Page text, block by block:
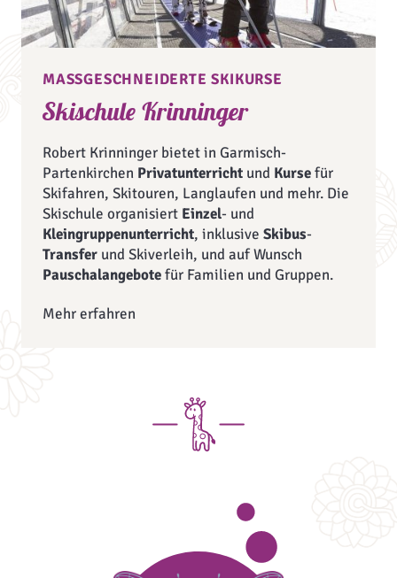
MASSGESCHNEIDERTE SKIKURSE
Skischule Krinninger
Robert Krinninger bietet in Garmisch-
Partenkirchen Privatunterricht und Kursefür
Skifahren, Skitouren, Langlaufen und mehr. Die
Skischule organisiert Einzel- und
Kleingruppenunterricht, inklusive Skibus-
Transfer und Skiverleih, und auf Wunsch
Pauschalangebotefür Familien und Gruppen.
Mehr erfahren